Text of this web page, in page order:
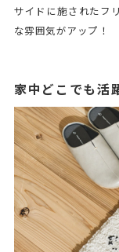
サイドに施されたフ
な雰囲気がアップ！
家中どこでも活